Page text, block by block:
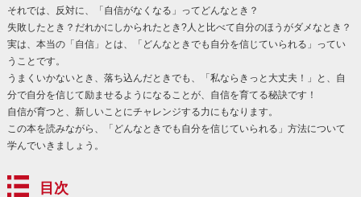
それでは、反対に、「自信がなくなる」ってどんなとき？
失敗したとき？だれかにしかられたとき?人と比べて自分のほうがダメなとき？
実は、本当の「自信」とは、「どんなときでも自分を信じていられる」ってい
うことです。
うまくいかないとき、落ち込んだときでも、「私ならきっと大丈夫！」と、自
分で自分を信じて励ませるようになることが、自信を育てる秘訣です！
自信が育つと、新しいことにチャレンジする力にもなります。
この本を読みながら、「どんなときでも自分を信じていられる」方法について
学んでいきましょう。
目次